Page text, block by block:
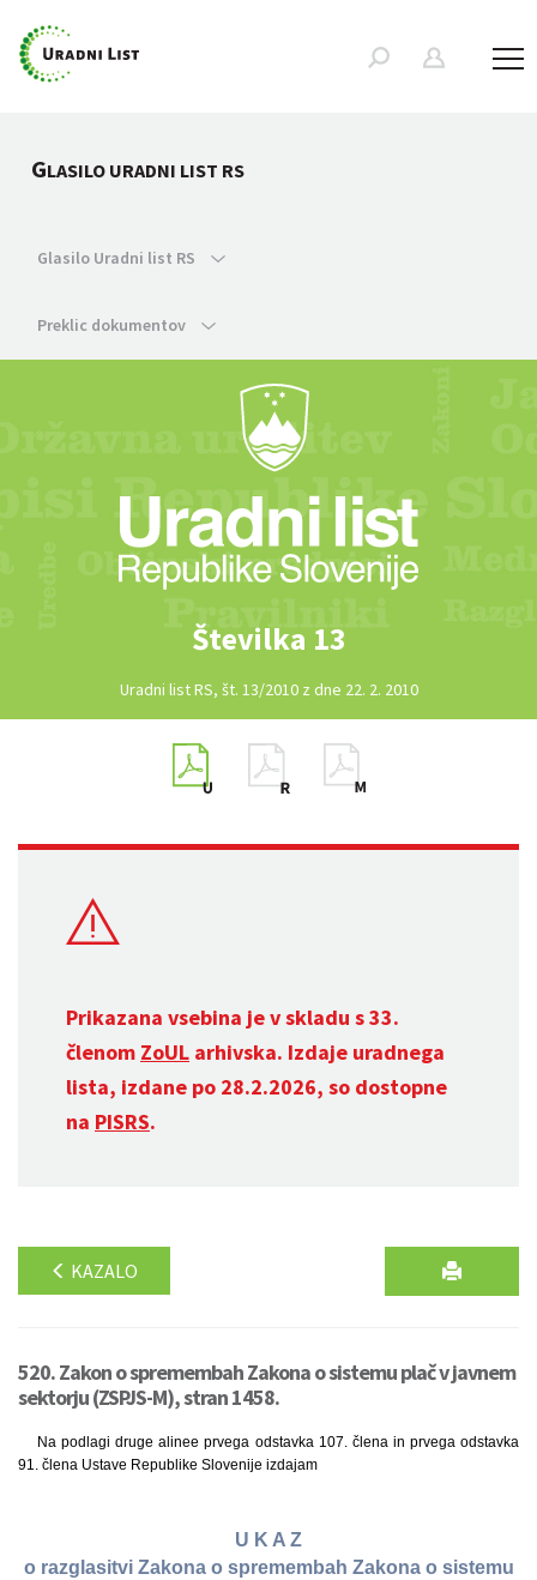
GLASILO URADNI LIST RS
Glasilo Uradni list RS
Preklic dokumentov
Številka 13
Uradni list RS, št. 13/2010 z dne 22. 2. 2010
Prikazana vsebina je v skladu s 33.
členom ZoUL arhivska. Izdaje uradnega
lista, izdane po 28.2.2026, so dostopne
na PISRS.
KAZALO
520. Zakon o spremembah Zakona o sistemu plač v javnem
sektorju (ZSPJS-M), stran 1458.
Na podlagi druge alinee prvega odstavka 107. člena in prvega odstavka
91. člena Ustave Republike Slovenije izdajam
U K A Z
o razglasitvi Zakona o spremembah Zakona o sistemu